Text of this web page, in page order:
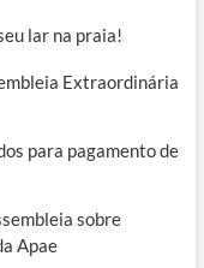
lar na praia!
Extraordinária
para pagamento de
sobre
Apae